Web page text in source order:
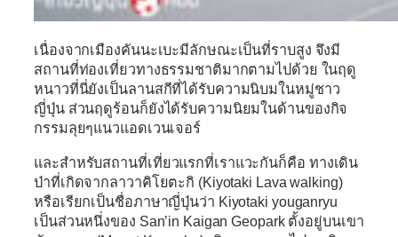
เนื่องจากเมืองคันนะเบะมีลักษณะเป็นที่ราบสูง จึงมี
สถานที่ท่องเที่ยวทางธรรมชาติมากตามไปด้วย ในฤดู
หนาวที่นี่ยังเป็นลานสกีที่ได้รับความนิบมในหมู่ชาว
ญี่ปุ่น ส่วนฤดูร้อนก็ยังได้รับความนิยมในด้านของกิจ
กรรมลุยๆแนวแอดเวนเจอร์
และสำหรับสถานที่เที่ยวแรกที่เราแวะกันก็คือ ทางเดิน
ป่าที่เกิดจากลาวาคิโยตะกิ (Kiyotaki Lava walking)
หรือเรียกเป็นชื่อภาษาญี่ปุ่นว่า Kiyotaki youganryu
เป็นส่วนหนึ่งของ San’in Kaigan Geopark ตั้งอยู่บนเขา